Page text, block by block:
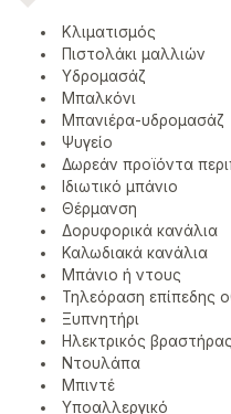
Κλιματισμός
Πιστολάκι μαλλιών
Υδρομασάζ
Μπαλκόνι
Μπανιέρα-υδρομασάζ
Ψυγείο
Δωρεάν προϊόντα
Ιδιωτικό μπάνιο
Θέρμανση
Δορυφορικά κανάλια
Καλωδιακά κανάλια
Μπάνιο ή ντους
Τηλεόραση επίπεδης
Ξυπνητήρι
Ηλεκτρικός βραστήρας
Ντουλάπα
Μπιντέ
Υποαλλεργικό